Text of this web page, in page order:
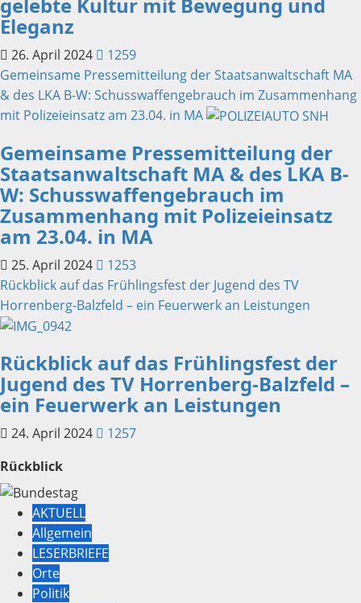
Eleganz
26. April 2024
1259
Gemeinsame Pressemitteilung der Staatsanwaltschaft MA
& des LKA B-W: Schusswaffengebrauch im Zusammenhang
mit Polizeieinsatz am 23.04. in MA
Gemeinsame Pressemitteilung der
Staatsanwaltschaft MA & des LKA B-
W: Schusswaffengebrauch im
Zusammenhang mit Polizeieinsatz
am 23.04. in MA
25. April 2024
1253
Rückblick auf das Frühlingsfest der Jugend des TV
Horrenberg-Balzfeld – ein Feuerwerk an Leistungen
Rückblick auf das Frühlingsfest der
Jugend des TV Horrenberg-Balzfeld –
ein Feuerwerk an Leistungen
24. April 2024
1257
Rückblick
AKTUELL
Allgemein
LESERBRIEFE
Orte
Politik